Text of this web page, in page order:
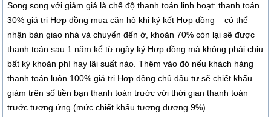
Song song với giảm giá là chế độ thanh toán linh hoạt: thanh toán
30% giá trị Hợp đồng mua căn hộ khi ký kết Hợp đồng – có thể
nhận bàn giao nhà và chuyển đến ở, khoản 70% còn lại sẽ được
thanh toán sau 1 năm kể từ ngày ký Hợp đồng mà không phải chịu
bất ký khoản phí hay lãi suất nào. Thêm vào đó nếu khách hàng
thanh toán luôn 100% giá trị Hợp đồng chủ đầu tư sẽ chiết khấu
giảm trên số tiền bạn thanh toán trước với thời gian thanh toán
trước tương ứng (mức chiết khấu tương đương 9%).